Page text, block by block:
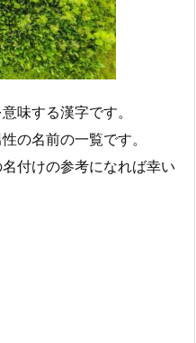
味する漢字です。
の名前の一覧です。
付けの参考になれば幸い